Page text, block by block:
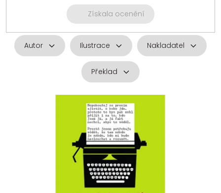
Získala ocenění
Autor Ilustrace Nakladatel
Překlad